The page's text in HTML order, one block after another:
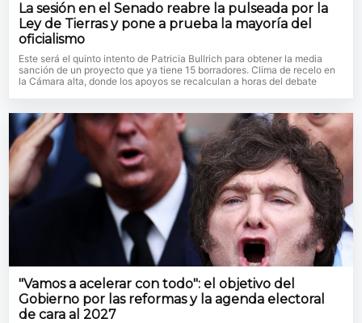
La sesión en el Senado reabre la pulseada por la
Ley de Tierras y pone a prueba la mayoría del
oficialismo
Este será el quinto intento de Patricia Bullrich para obtener la media
sanción de un proyecto que ya tiene 15 borradores. Clima de recelo en
la Cámara alta, donde los apoyos se recalculan a horas del debate
"Vamos a acelerar con todo": el objetivo del
Gobierno por las reformas y la agenda electoral
de cara al 2027